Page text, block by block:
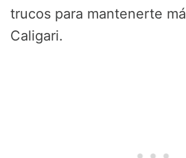
trucos para mantenerte
Caligari.